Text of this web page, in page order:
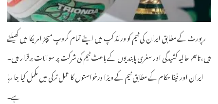
رپورٹ کے مطابق ایران کی ٹیم کو ورلڈ کپ میں اپنے تمام گروپ میچز امریکا میں کھیلنے
ہیں، تاہم حالیہ کشیدگی اور سفری پابندیوں کے باعث ٹیم کی شرکت پر سوالات برقرار ہیں۔
ایران اور فیفا حکام کے مطابق ٹیم کے ویزا درخواستوں کا عمل ترکی میں مکمل کیا جا رہا
ہے۔